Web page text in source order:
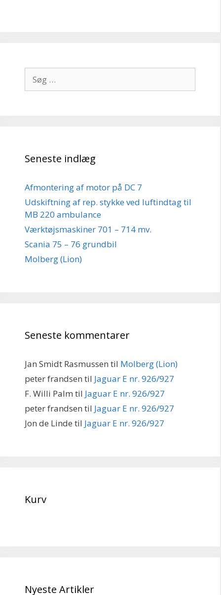
efter:
Seneste indlæg
Afmontering af motor på DC 7
Udskiftning af rep. stykke ved luftindtag til
MB 220 ambulance
Værktøjsmaskiner 701 – 714 mv.
Scania 75 – 76 grundbil
Molberg (Lion)
Seneste kommentarer
Jan Smidt Rasmussen til Molberg (Lion)
peter frandsen til Jaguar E nr. 926/927
F. Willi Palm til Jaguar E nr. 926/927
peter frandsen til Jaguar E nr. 926/927
Jon de Linde til Jaguar E nr. 926/927
Kurv
Nyeste Artikler